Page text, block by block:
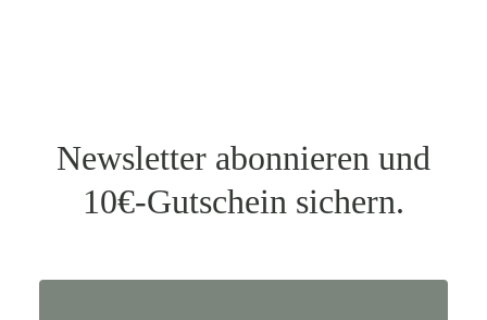
Newsletter abonnieren und
10€-Gutschein sichern.